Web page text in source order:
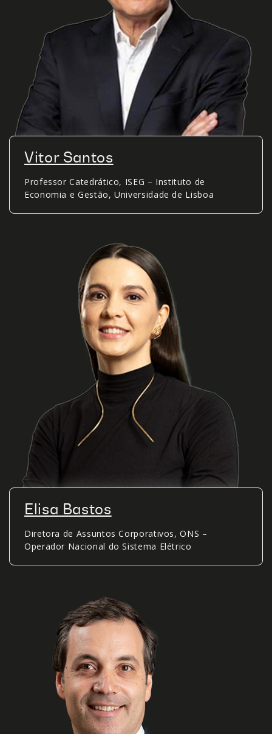
Vitor Santos
Professor Catedrático, ISEG – Instituto de
Economia e Gestão, Universidade de Lisboa
Elisa Bastos
Diretora de Assuntos Corporativos, ONS –
Operador Nacional do Sistema Elétrico